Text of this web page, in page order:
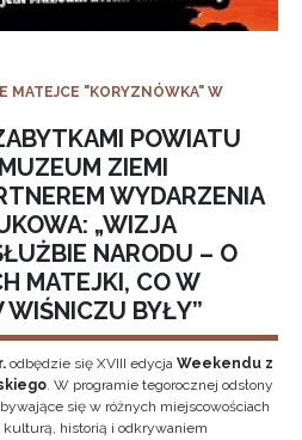
MATEJCE "KORYZNÓWKA" W
POWIATU
ZIEMI
WYDARZENIA
„WIZJA
NARODU – O
MATEJKI, CO W
BYŁY”
odbędzie się XVIII edycja Weekendu z
. W programie tegorocznej odsłony
się w różnych miejscowościach
kulturą, historią i odkrywaniem